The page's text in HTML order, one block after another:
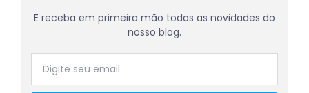
E receba em primeira mão todas as novidades do
nosso blog.